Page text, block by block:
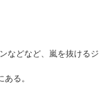
などなど、嵐を抜けるジ
る。